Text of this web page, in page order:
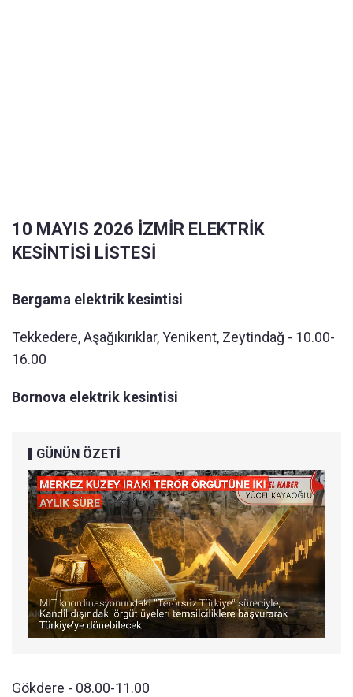
10 MAYIS 2026 İZMİR ELEKTRİK
KESİNTİSİ LİSTESİ
Bergama elektrik kesintisi
Tekkedere, Aşağıkırıklar, Yenikent, Zeytindağ - 10.00-
16.00
Bornova elektrik kesintisi
GÜNÜN ÖZETİ
Gökdere - 08.00-11.00